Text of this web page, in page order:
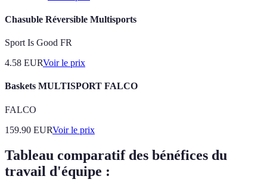
Chasuble Réversible Multisports
Sport Is Good FR
4.58 EURVoir le prix
Baskets MULTISPORT FALCO
FALCO
159.90 EURVoir le prix
Tableau comparatif des bénéfices du
travail d'équipe :